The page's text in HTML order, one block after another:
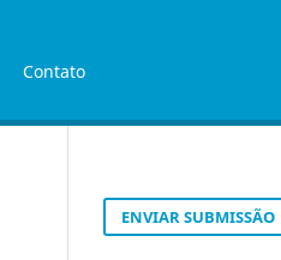
Contato
ENVIAR SUBMISSÃO